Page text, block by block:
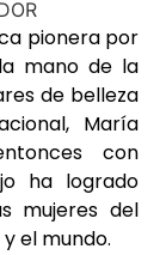
pionera por
mano de la
de belleza
María
con
ha logrado
mujeres del
el mundo.